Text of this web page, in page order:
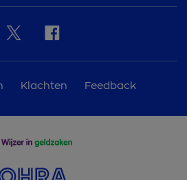
Klachten Feedback